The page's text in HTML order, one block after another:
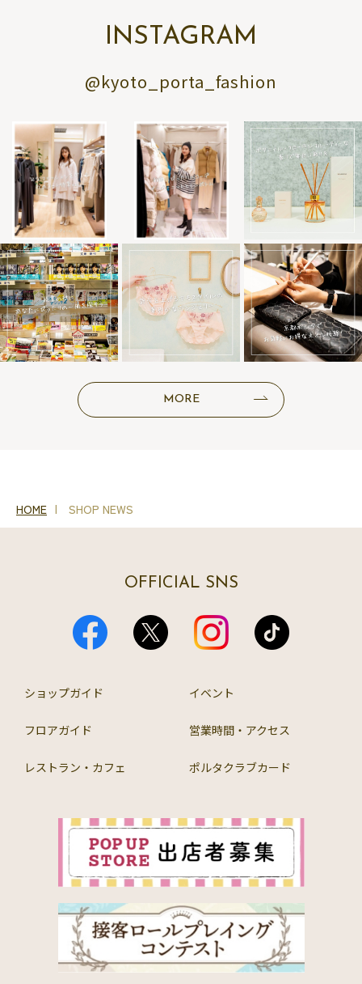
INSTAGRAM
@kyoto_porta_fashion
MORE
HOME SHOP NEWS
OFFICIAL SNS
ショップガイド イベント
フロアガイド 営業時間・アクセス
レストラン・カフェ ポルタクラブカード